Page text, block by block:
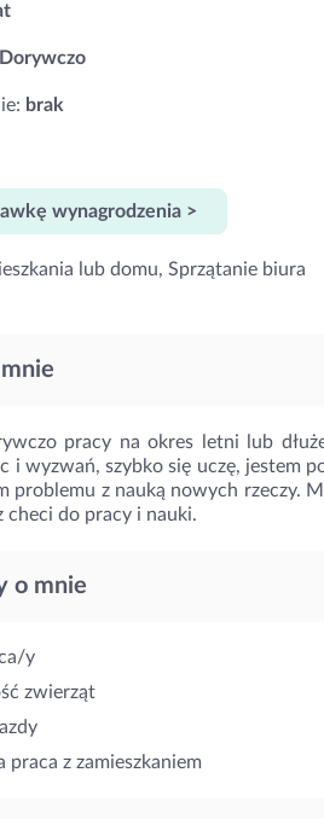
brak
wynagrodzenia >
lub domu, Sprzątanie biura
pracy na okres letni lub
i wyzwań, szybko się uczę, jestem
problemu z nauką nowych rzeczy.
checi do pracy i nauki.
o mnie
y
zwierząt
praca z zamieszkaniem